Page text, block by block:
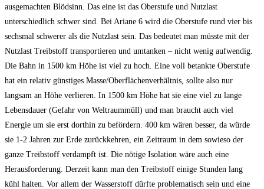
ausgemachten Blödsinn. Das eine ist das Oberstufe und Nutzlast
unterschiedlich schwer sind. Bei Ariane 6 wird die Oberstufe rund vier bis
sechsmal schwerer als die Nutzlast sein. Das bedeutet man müsste mit der
Nutzlast Treibstoff transportieren und umtanken – nicht wenig aufwendig.
Die Bahn in 1500 km Höhe ist viel zu hoch. Eine voll betankte Oberstufe
hat ein relativ günstiges Masse/Oberflächenverhältnis, sollte also nur
langsam an Höhe verlieren. In 1500 km Höhe hat sie eine viel zu lange
Lebensdauer (Gefahr von Weltraummüll) und man braucht auch viel
Energie um sie erst dorthin zu befördern. 400 km wären besser, da würde
sie 1-2 Jahren zur Erde zurückkehren, ein Zeitraum in dem sowieso der
ganze Treibstoff verdampft ist. Die nötige Isolation wäre auch eine
Herausforderung. Derzeit kann man den Treibstoff einige Stunden lang
kühl halten. Vor allem der Wasserstoff dürfte problematisch sein und eine